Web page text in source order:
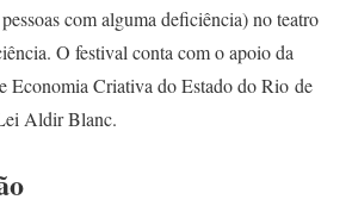
com alguma deficiência) no teatro
O festival conta com o apoio da
Economia Criativa do Estado do Rio de
Aldir Blanc.